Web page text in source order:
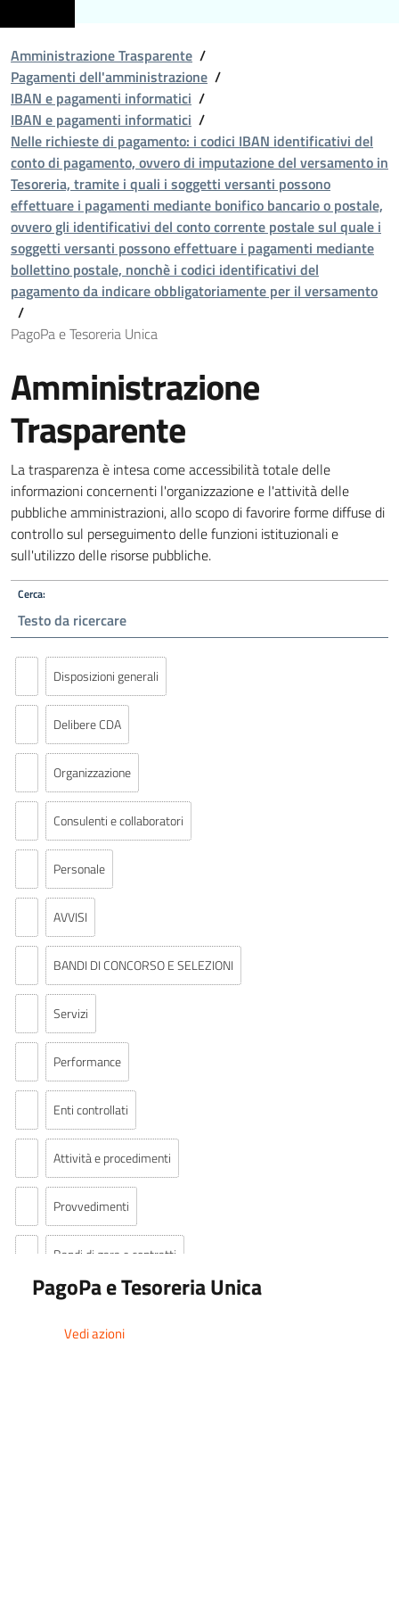
Amministrazione Trasparente /
Pagamenti dell'amministrazione /
IBAN e pagamenti informatici /
IBAN e pagamenti informatici /
Nelle richieste di pagamento: i codici IBAN identificativi del
conto di pagamento, ovvero di imputazione del versamento in
Tesoreria, tramite i quali i soggetti versanti possono
effettuare i pagamenti mediante bonifico bancario o postale,
ovvero gli identificativi del conto corrente postale sul quale i
soggetti versanti possono effettuare i pagamenti mediante
bollettino postale, nonchè i codici identificativi del
pagamento da indicare obbligatoriamente per il versamento
/
PagoPa e Tesoreria Unica
Amministrazione
Trasparente
La trasparenza è intesa come accessibilità totale delle
informazioni concernenti l'organizzazione e l'attività delle
pubbliche amministrazioni, allo scopo di favorire forme diffuse di
controllo sul perseguimento delle funzioni istituzionali e
sull'utilizzo delle risorse pubbliche.
Cerca:
Disposizioni generali
Delibere CDA
Organizzazione
Consulenti e collaboratori
Personale
AVVISI
BANDI DI CONCORSO E SELEZIONI
Servizi
Performance
Enti controllati
Attività e procedimenti
Provvedimenti
Bandi di gara e contratti
Sovvenzioni, contributi, sussidi, vantaggi economici
PagoPa e Tesoreria Unica
Vedi azioni